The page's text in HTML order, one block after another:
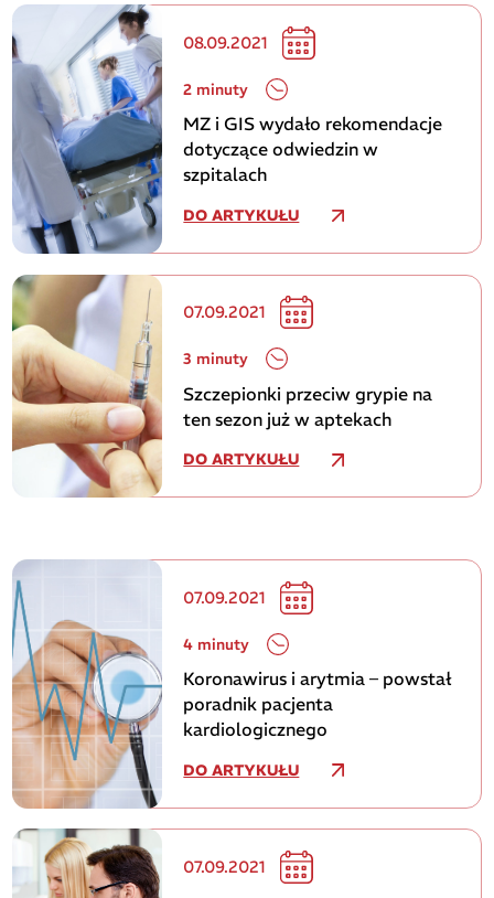
08.09.2021
2 minuty
MZ i GIS wydało rekomendacje
dotyczące odwiedzin w
szpitalach
DO ARTYKUŁU
07.09.2021
3 minuty
Szczepionki przeciw grypie na
ten sezon już w aptekach
DO ARTYKUŁU
07.09.2021
4 minuty
Koronawirus i arytmia – powstał
poradnik pacjenta
kardiologicznego
DO ARTYKUŁU
07.09.2021